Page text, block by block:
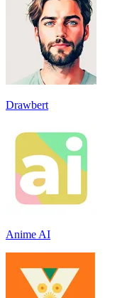
Drawbert
Anime AI